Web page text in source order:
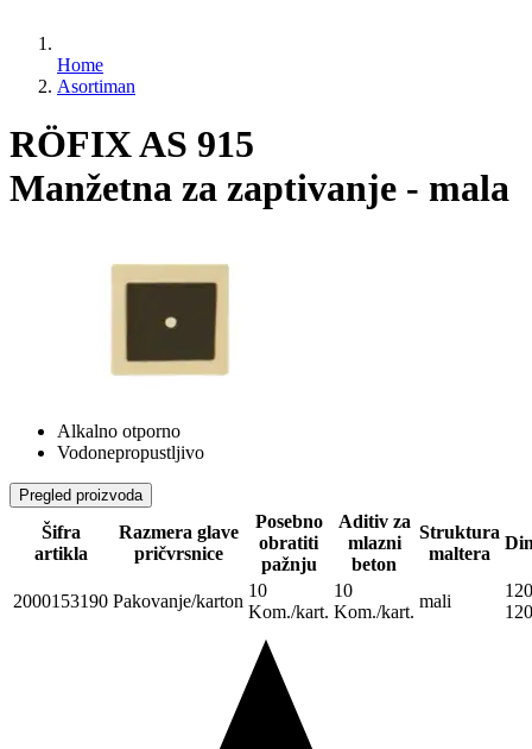
Home
Asortiman
RÖFIX AS 915
Manžetna za zaptivanje - mala
Alkalno otporno
Vodonepropustljivo
Pregled proizvoda
Šifra
artikla
Razmera glave
pričvrsnice
Posebno
obratiti
pažnju
Aditiv za
mlazni
beton
Struktura
maltera
2000153190 Pakovanje/karton
10
Kom./kart.
10
Kom./kart.
mali